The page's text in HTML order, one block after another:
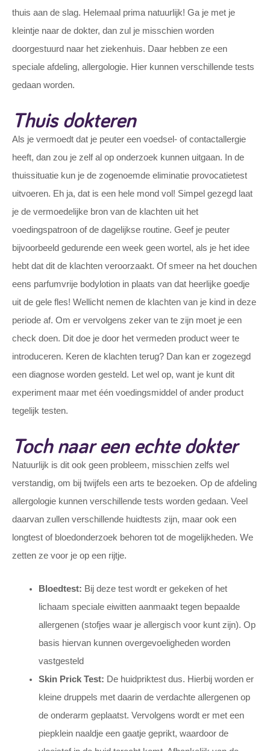
thuis aan de slag. Helemaal prima natuurlijk! Ga je met je
kleintje naar de dokter, dan zul je misschien worden
doorgestuurd naar het ziekenhuis. Daar hebben ze een
speciale afdeling, allergologie. Hier kunnen verschillende tests
gedaan worden.
Thuis dokteren
Als je vermoedt dat je peuter een voedsel- of contactallergie
heeft, dan zou je zelf al op onderzoek kunnen uitgaan. In de
thuissituatie kun je de zogenoemde eliminatie provocatietest
uitvoeren. Eh ja, dat is een hele mond vol! Simpel gezegd laat
je de vermoedelijke bron van de klachten uit het
voedingspatroon of de dagelijkse routine. Geef je peuter
bijvoorbeeld gedurende een week geen wortel, als je het idee
hebt dat dit de klachten veroorzaakt. Of smeer na het douchen
eens parfumvrije bodylotion in plaats van dat heerlijke goedje
uit de gele fles! Wellicht nemen de klachten van je kind in deze
periode af. Om er vervolgens zeker van te zijn moet je een
check doen. Dit doe je door het vermeden product weer te
introduceren. Keren de klachten terug? Dan kan er zogezegd
een diagnose worden gesteld. Let wel op, want je kunt dit
experiment maar met één voedingsmiddel of ander product
tegelijk testen.
Toch naar een echte dokter
Natuurlijk is dit ook geen probleem, misschien zelfs wel
verstandig, om bij twijfels een arts te bezoeken. Op de afdeling
allergologie kunnen verschillende tests worden gedaan. Veel
daarvan zullen verschillende huidtests zijn, maar ook een
longtest of bloedonderzoek behoren tot de mogelijkheden. We
zetten ze voor je op een rijtje.
Bloedtest: Bij deze test wordt er gekeken of het
lichaam speciale eiwitten aanmaakt tegen bepaalde
allergenen (stofjes waar je allergisch voor kunt zijn). Op
basis hiervan kunnen overgevoeligheden worden
vastgesteld
Skin Prick Test: De huidpriktest dus. Hierbij worden er
kleine druppels met daarin de verdachte allergenen op
de onderarm geplaatst. Vervolgens wordt er met een
piepklein naaldje een gaatje geprikt, waardoor de